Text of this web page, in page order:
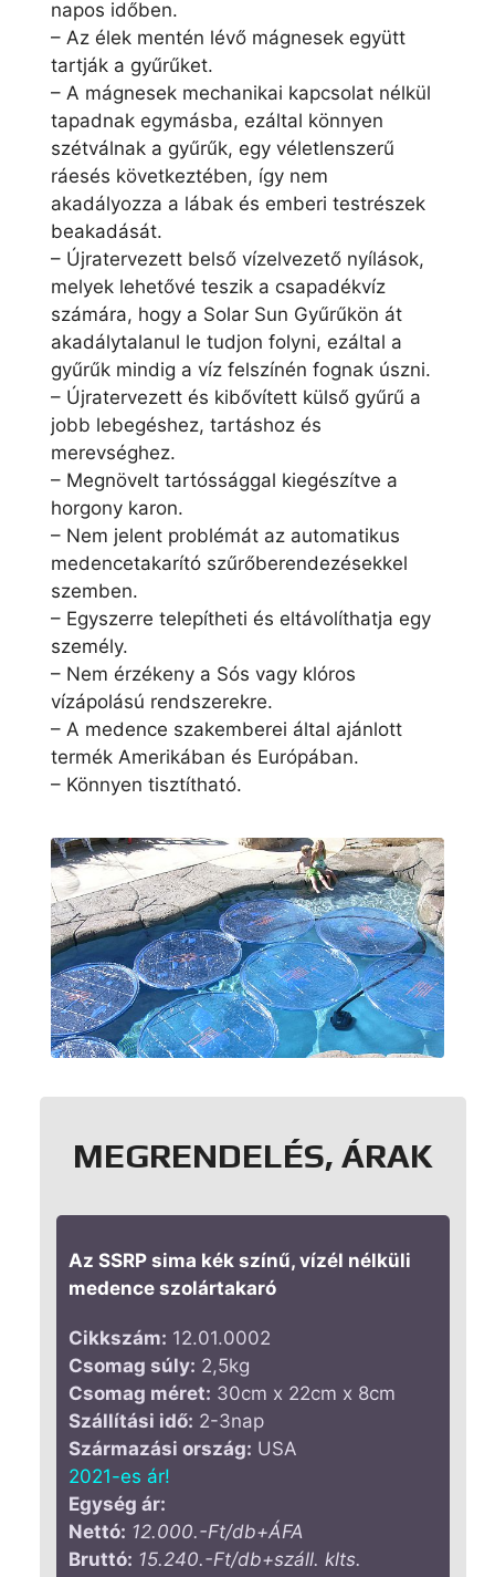
napos időben.
– Az élek mentén lévő mágnesek együtt
tartják a gyűrűket.
– A mágnesek mechanikai kapcsolat nélkül
tapadnak egymásba, ezáltal könnyen
szétválnak a gyűrűk, egy véletlenszerű
ráesés következtében, így nem
akadályozza a lábak és emberi testrészek
beakadását.
– Újratervezett belső vízelvezető nyílások,
melyek lehetővé teszik a csapadékvíz
számára, hogy a Solar Sun Gyűrűkön át
akadálytalanul le tudjon folyni, ezáltal a
gyűrűk mindig a víz felszínén fognak úszni.
– Újratervezett és kibővített külső gyűrű a
jobb lebegéshez, tartáshoz és
merevséghez.
– Megnövelt tartóssággal kiegészítve a
horgony karon.
– Nem jelent problémát az automatikus
medencetakarító szűrőberendezésekkel
szemben.
– Egyszerre telepítheti és eltávolíthatja egy
személy.
– Nem érzékeny a Sós vagy klóros
vízápolású rendszerekre.
– A medence szakemberei által ajánlott
termék Amerikában és Európában.
– Könnyen tisztítható.
MEGRENDELÉS, ÁRAK
Az SSRP sima kék színű, vízél nélküli
medence szolártakaró
Cikkszám: 12.01.0002
Csomag súly: 2,5kg
Csomag méret: 30cm x 22cm x 8cm
Szállítási idő: 2-3nap
Származási ország: USA
2021-es ár!
Egység ár:
Nettó: 12.000.-Ft/db+ÁFA
Bruttó: 15.240.-Ft/db+száll. klts.